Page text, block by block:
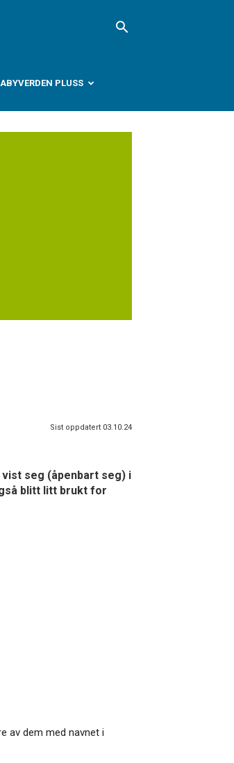
PLUSS
Sist oppdatert 03.10.24
seg (åpenbart seg) i
blitt litt brukt for
av dem med navnet i